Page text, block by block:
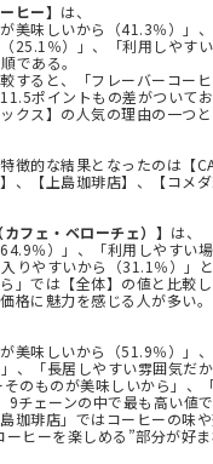
ヒー】 は、
が美味しいから（41.3％）」
25.1％）」、「利用しやす
である。
較すると、「フレーバーコー
ポイントもの差がついて
クス】の人気の理由の一つ
徴的な結果となったのは【
、【上島珈琲店】、【コメ
カフェ・ベローチェ）】 は、
64.9％）」、「利用しやすい
りやすいから（31.1％）」と
」では【全体】の値と比較
格に魅力を感じる人が多い。
が美味しいから（51.9％）」
、「長居しやすい雰囲気だ
のものが美味しいから」、
チェーンの中で最も高い値で
珈琲店」ではコーヒーの味
ーヒーを楽しめる”部分が好